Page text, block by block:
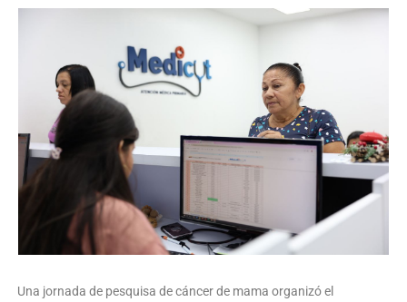
Una jornada de pesquisa de cáncer de mama organizó el